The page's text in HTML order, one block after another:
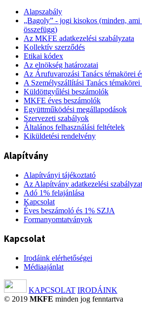
Alapszabály
„Bagoly” - jogi kisokos (minden, ami
összefügg)
Az MKFE adatkezelési szabályzata
Kollektív szerződés
Etikai kódex
Az elnökség határozatai
Az Árufuvarozási Tanács témakörei
A Személyszállítási Tanács témakörei
Küldöttgyűlési beszámolók
MKFE éves beszámolók
Együttműködési megállapodások
Szervezeti szabályok
Általános felhasználási feltételek
Kiküldetési rendelvény
Alapítvány
Alapítványi tájékoztató
Az Alapítvány adatkezelési
Adó 1% felajánlása
Kapcsolat
Éves beszámoló és 1% SZJA
Formanyomtatványok
Kapcsolat
Irodáink elérhetőségei
Médiaajánlat
KAPCSOLAT IRODÁINK
© 2019 MKFE minden jog fenntartva